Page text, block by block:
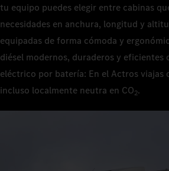
tu equipo puedes elegir entre cabinas
necesidades en anchura, longitud y
equipadas de forma cómoda y
diésel modernos, duraderos y eficientes
eléctrico por batería: En el Actros viajas
incluso localmente neutra en CO2.